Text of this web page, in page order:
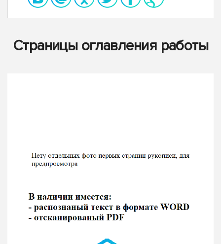
Страницы оглавления работы